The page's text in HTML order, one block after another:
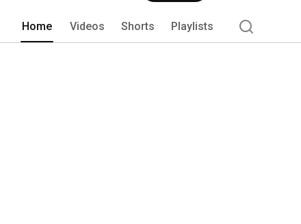
Home Videos Shorts Playlists